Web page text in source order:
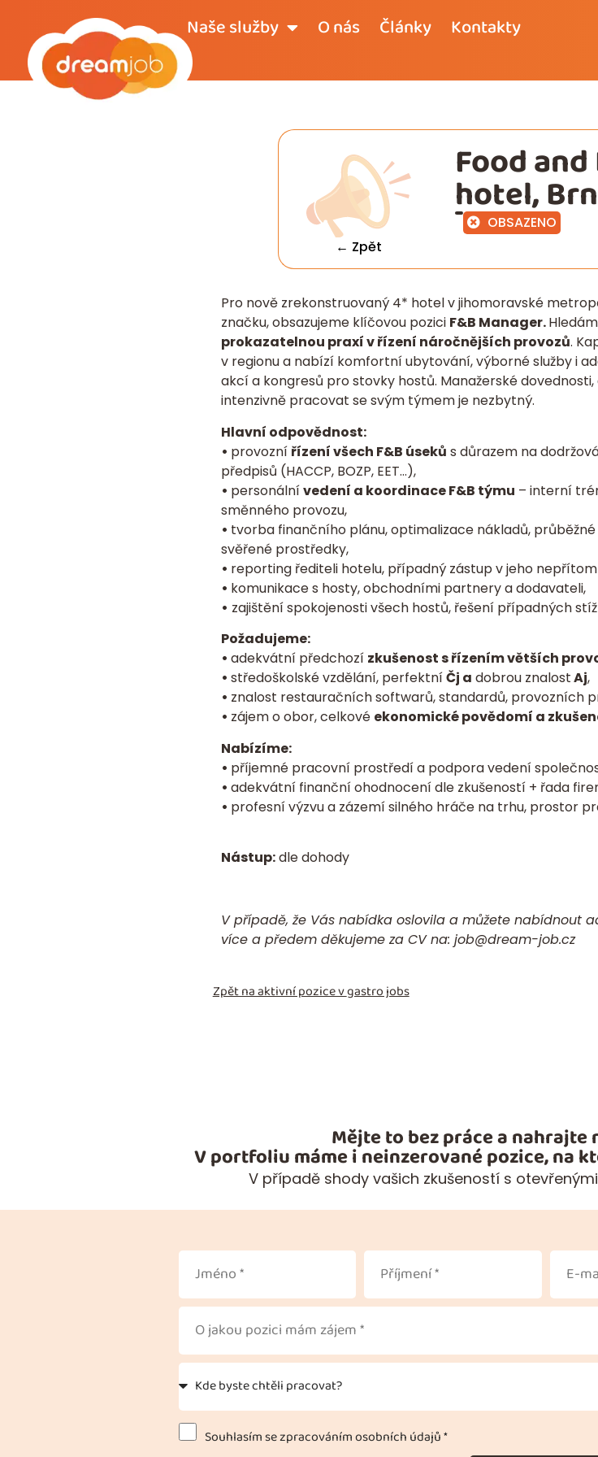
Naše služby O nás Články Kontakty
← Zpět
Food
hotel,
OBSAZENO
Pro nově zrekonstruovaný 4* hotel v jihomoravské
značku, obsazujeme klíčovou pozici F&B Manager.
prokazatelnou praxí v řízení náročnějších provozů.
v regionu a nabízí komfortní ubytování, výborné služby i
akcí a kongresů pro stovky hostů. Manažerské
intenzivně pracovat se svým týmem je nezbytný.
Hlavní odpovědnost:
• provozní řízení všech F&B úseků s důrazem na
předpisů (HACCP, BOZP, EET…),
• personálnívedení a koordinace F&B týmu – interní
směnného provozu,
• tvorba finančního plánu, optimalizace nákladů,
svěřené prostředky,
• reporting řediteli hotelu, případný zástup v jeho
• komunikace s hosty, obchodními partnery a dodavateli,
• zajištění spokojenosti všech hostů, řešení případných
Požadujeme:
• adekvátní předchozí zkušenost s řízením větších
• středoškolské vzdělání, perfektníČj a dobrou znalostAj,
• znalost restauračních softwarů, standardů, provozních
• zájem o obor, celkové ekonomické povědomí a
Nabízíme:
• příjemné pracovní prostředí a podpora vedení
• adekvátní finanční ohodnocení dle zkušeností + řada
• profesní výzvu a zázemí silného hráče na trhu, prostor
Nástup:dle dohody
V případě, že Vás nabídka oslovila a můžete nabídnout
více a předem děkujeme za CVna: job@dream-job.cz
Zpět na aktivní pozice vgastro jobs
Mějte to bez práce a
V portfoliu máme i neinzerované pozice, na
V případě shody vašich zkušeností s
Souhlasím se zpracováním osobních údajů *